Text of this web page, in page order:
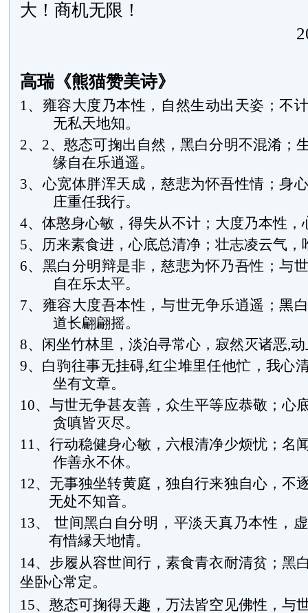
大！商机无限！
高瑞《熊猫赞美诗》
1、 雍容大度乃本性，自然生动出天姿；不
无私天地知。
2、 2、憨态可掬出自然，黑白分明不混淆；
缘自在乐逍遥。
3、心宽体胖浑天成，慈悲为怀吾性情；身
庄重任我行。
4、体憨身心敏，得失从不计；大度乃本性，
5、历来素食进，心底总清净；壮志凌云气，
6、黑白分明辩是非，慈悲为怀乃吾性；与
自在乐太平。
7、雍容大度吾本性，与世无争乐逍遥；黑
道长翩翩摇。
8、闲坐竹林里，淡泊寻常心，寂然灭诸恶,
9、白驹往事无挂碍,红尘堆里任他忙，我心
坐有文章。
10、与世无争甚友善，众生平等应恭敬；心
贪嗔皆灭尽。
11、行动稳健身心敏，六根清净少烦忧；名
作善永不休。
12、无事独坐转黄庭，独自行来独自心，不
无处不知音。
13、
世间黑白自分明，平淡天真乃本性，
有惜縁天地情。
14、步履从容世间行，素食青衣耐清贫；黑
坐卧心常定。
15、憨态可掬得天趣，万法皆空见佛性，与